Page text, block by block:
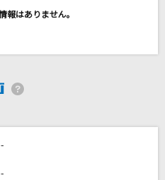
と楽しもう！